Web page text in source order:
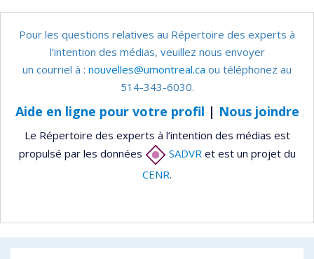
Pour les questions relatives au Répertoire des experts à
l’intention des médias, veuillez nous envoyer
un courriel à : nouvelles@umontreal.ca ou téléphonez au
514-343-6030.
Aide en ligne pour votre profil | Nous joindre
Le Répertoire des experts à l’intention des médias est
propulsé par les données
SADVRet est un projet du
CENR.